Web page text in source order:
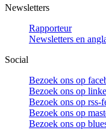
Newsletters
Rapporteur
Newsletters en
Social
Bezoek ons op
Bezoek ons op
Bezoek ons op rss-
Bezoek ons op
Bezoek ons op